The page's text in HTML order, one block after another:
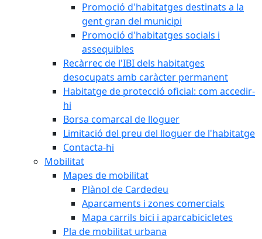
Promoció d'habitatges destinats a la
gent gran del municipi
Promoció d'habitatges socials i
assequibles
Recàrrec de l'IBI dels habitatges
desocupats amb caràcter permanent
Habitatge de protecció oficial: com accedir-
hi
Borsa comarcal de lloguer
Limitació del preu del lloguer de l'habitatge
Contacta-hi
Mobilitat
Mapes de mobilitat
Plànol de Cardedeu
Aparcaments i zones comercials
Mapa carrils bici i aparcabicicletes
Pla de mobilitat urbana